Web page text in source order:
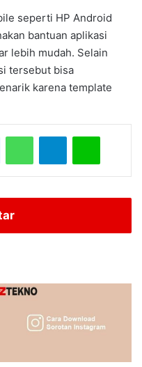
seperti HP Android
bantuan aplikasi
lebih mudah. Selain
tersebut bisa
karena template
MessengerWhatsAppTelegramLine